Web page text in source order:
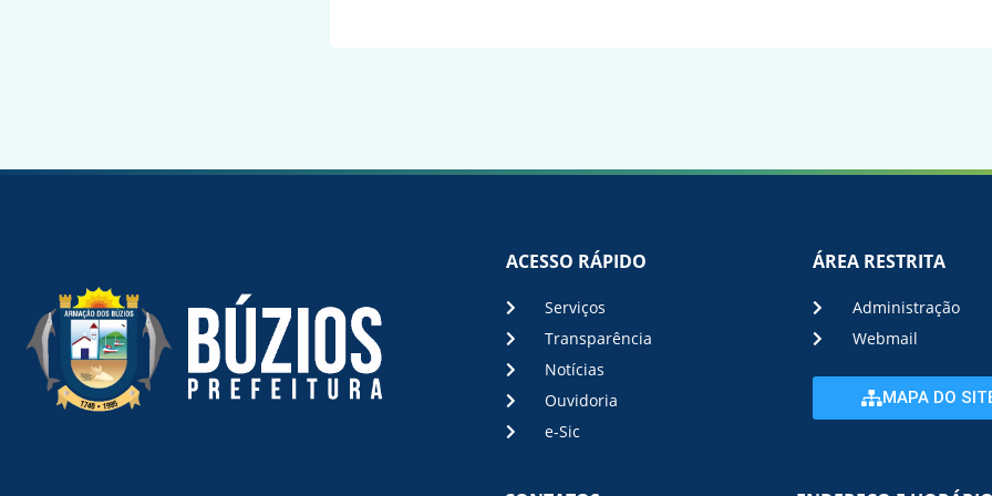
ACESSO RÁPIDO
Serviços
Transparência
Notícias
Ouvidoria
e-Sic
ÁREA RESTRITA
Administração
Webmail
MAPA DO